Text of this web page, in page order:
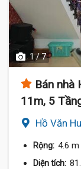
1 / 7
Bán nhà
11m, 5
Hồ Văn
Rộng: 4.6 m
Diện tích: